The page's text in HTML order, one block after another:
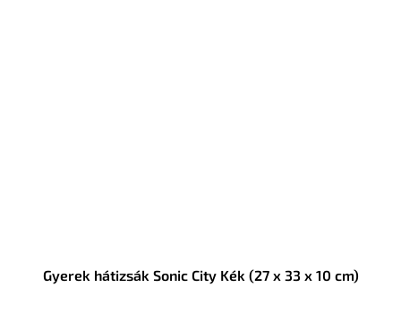
Gyerek hátizsák Sonic City Kék (27 x 33 x 10 cm)